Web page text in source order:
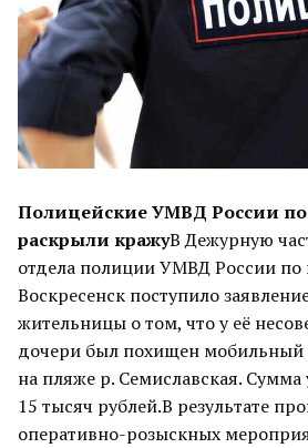
Полицейские УМВД России по
раскрыли кражуВ Дежурную
отдела полиции УМВД России по
Воскресенск поступило
жительницы о том, что у её
дочери был похищен мобильный
на пляже р. Семиславская. Сумма
15 тысяч рублей.В результате
оперативно-розыскных